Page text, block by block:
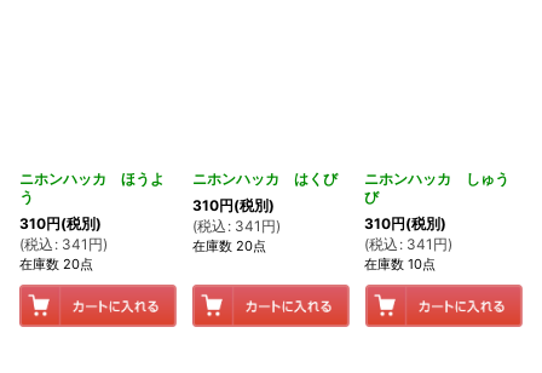
ニホンハッカ ほうよ
う
310円(税別)
(税込 : 341 円)
在庫数 20点
ニホンハッカ はくび
310円(税別)
(税込 : 341 円)
在庫数 20点
ニホンハッカ しゅう
び
310円(税別)
(税込 : 341 円)
在庫数 10点